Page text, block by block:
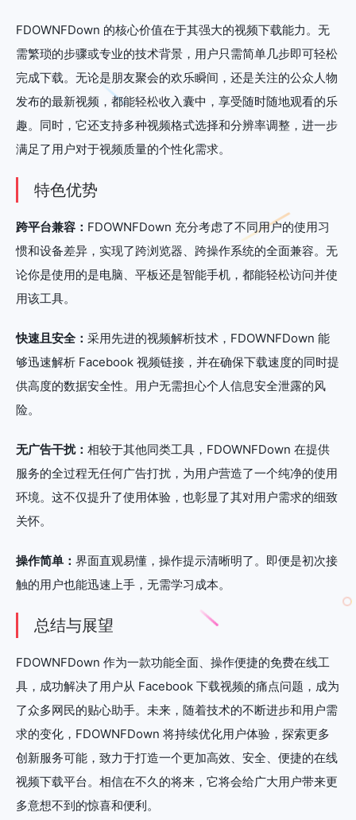
FDOWNFDown 的核心价值在于其强大的视频下载能力。无
需繁琐的步骤或专业的技术背景，用户只需简单几步即可轻松
完成下载。无论是朋友聚会的欢乐瞬间，还是关注的公众人物
发布的最新视频，都能轻松收入囊中，享受随时随地观看的乐
趣。同时，它还支持多种视频格式选择和分辨率调整，进一步
满足了用户对于视频质量的个性化需求。
特色优势
跨平台兼容： FDOWNFDown 充分考虑了不同用户的使用习
惯和设备差异，实现了跨浏览器、跨操作系统的全面兼容。无
论你是使用的是电脑、平板还是智能手机，都能轻松访问并使
用该工具。
快速且安全： 采用先进的视频解析技术，FDOWNFDown 能
够迅速解析 Facebook 视频链接，并在确保下载速度的同时提
供高度的数据安全性。用户无需担心个人信息安全泄露的风
险。
无广告干扰： 相较于其他同类工具，FDOWNFDown 在提供
服务的全过程无任何广告打扰，为用户营造了一个纯净的使用
环境。这不仅提升了使用体验，也彰显了其对用户需求的细致
关怀。
操作简单： 界面直观易懂，操作提示清晰明了。即便是初次接
触的用户也能迅速上手，无需学习成本。
总结与展望
FDOWNFDown 作为一款功能全面、操作便捷的免费在线工
具，成功解决了用户从 Facebook 下载视频的痛点问题，成为
了众多网民的贴心助手。未来，随着技术的不断进步和用户需
求的变化，FDOWNFDown 将持续优化用户体验，探索更多
创新服务可能，致力于打造一个更加高效、安全、便捷的在线
视频下载平台。相信在不久的将来，它将会给广大用户带来更
多意想不到的惊喜和便利。